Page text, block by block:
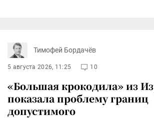
Тимофей Бордачёв
5 августа 2026, 11:25 10
«Большая крокодила» из
показала проблему границ
допустимого